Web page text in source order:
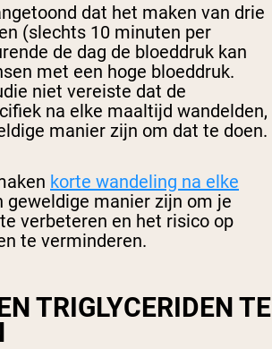
dat het maken van drie
(slechts 10 minuten per
de dag de bloeddruk kan
met een hoge bloeddruk.
niet vereiste dat de
na elke maaltijd wandelden,
manier zijn om dat te doen.
korte wandeling na elke
geweldige manier zijn om je
verbeteren en het risico op
te verminderen.
TRIGLYCERIDEN TE